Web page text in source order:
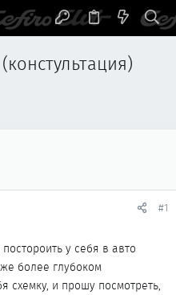
#1
у себя в авто
более глубоком
схемку, и прошу посмотреть,